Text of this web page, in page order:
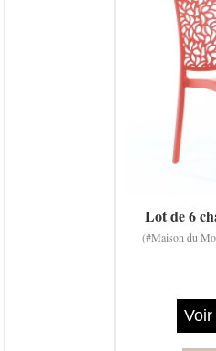
Lot de 6
(#Maison du